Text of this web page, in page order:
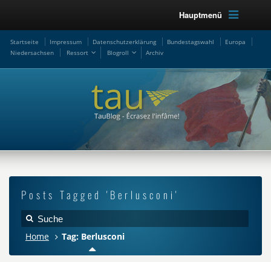
Hauptmenü
Startseite Impressum Datenschutzerklärung Bundestagswahl
Europa
Niedersachsen
Ressort Blogroll Archiv
Posts Tagged 'Berlusconi'
Home Tag: Berlusconi